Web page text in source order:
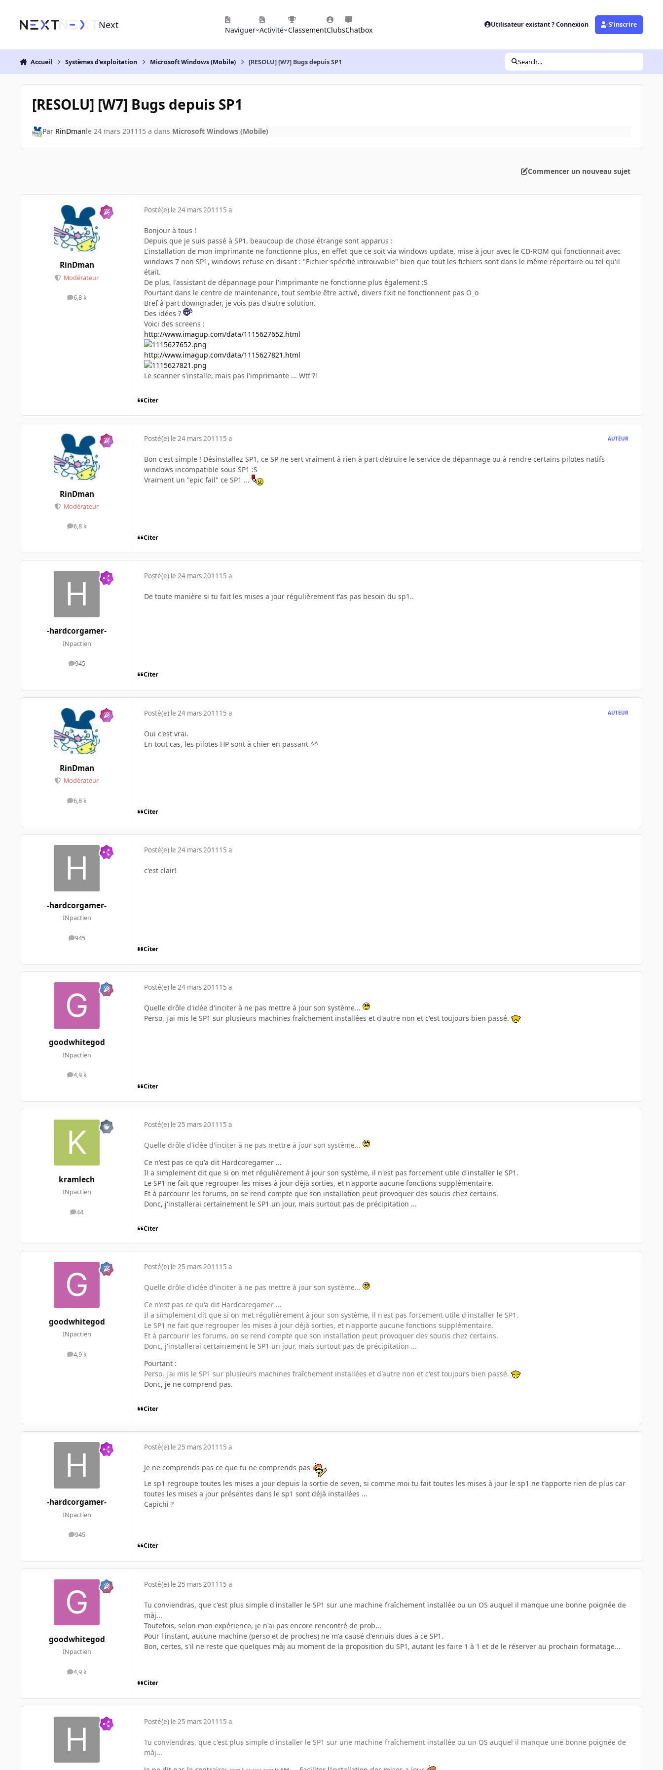
Next Naviguer Activité ClassementClubsChatbox
Utilisateur existant ? Connexion S’inscrire
Accueil Systèmes d'exploitation Microsoft Windows (Mobile) [RESOLU] [W7] Bugs depuis SP1 Search...
[RESOLU] [W7] Bugs depuis SP1
Par RinDmanle 24 mars 2011 15 a dans Microsoft Windows (Mobile)
Commencer un nouveau sujet
RinDman
Modérateur
6,8 k
messages
Posté(e) le 24 mars 2011 15 a
Bonjour à tous !
Depuis que je suis passé à SP1, beaucoup de chose étrange sont apparus :
L'installation de mon imprimante ne fonctionne plus, en effet que ce soit via windows update, mise à jour avec le CD-ROM qui fonctionnait avec
windows 7 non SP1, windows refuse en disant : "Fichier spécifié introuvable" bien que tout les fichiers sont dans le même répertoire ou tel qu'il
était.
De plus, l'assistant de dépannage pour l'imprimante ne fonctionne plus également :S
Pourtant dans le centre de maintenance, tout semble être activé, divers fixit ne fonctionnent pas O_o
Bref à part downgrader, je vois pas d'autre solution.
Des idées ?
Voici des screens :
http://www.imagup.com/data/1115627652.html
http://www.imagup.com/data/1115627821.html
Le scanner s'installe, mais pas l'imprimante ... Wtf ?!
Citer
RinDman
Modérateur
6,8 k
messages
Posté(e) le 24 mars 2011 15 a AUTEUR
Bon c'est simple ! Désinstallez SP1, ce SP ne sert vraiment à rien à part détruire le service de dépannage ou à rendre certains pilotes natifs
windows incompatible sous SP1 :S
Vraiment un "epic fail" ce SP1 ...
Citer
-hardcorgamer-
INpactien
945
messages
Posté(e) le 24 mars 2011 15 a
De toute manière si tu fait les mises a jour régulièrement t'as pas besoin du sp1..
Citer
RinDman
Modérateur
6,8 k
messages
Posté(e) le 24 mars 2011 15 a AUTEUR
Oui c'est vrai.
En tout cas, les pilotes HP sont à chier en passant ^^
Citer
-hardcorgamer-
INpactien
945
messages
Posté(e) le 24 mars 2011 15 a
c'est clair!
Citer
goodwhitegod
INpactien
4,9 k
messages
Posté(e) le 24 mars 2011 15 a
Quelle drôle d'idée d'inciter à ne pas mettre à jour son système...
Perso, j'ai mis le SP1 sur plusieurs machines fraîchement installées et d'autre non et c'est toujours bien passé.
Citer
kramlech
INpactien
44
messages
Posté(e) le 25 mars 2011 15 a
Quelle drôle d'idée d'inciter à ne pas mettre à jour son système...
Ce n'est pas ce qu'a dit Hardcoregamer ...
Il a simplement dit que si on met régulièrement à jour son système, il n'est pas forcement utile d'installer le SP1.
Le SP1 ne fait que regrouper les mises à jour déjà sorties, et n'apporte aucune fonctions supplémentaire.
Et à parcourir les forums, on se rend compte que son installation peut provoquer des soucis chez certains.
Donc, j'installerai certainement le SP1 un jour, mais surtout pas de précipitation ...
Citer
goodwhitegod
INpactien
4,9 k
messages
Posté(e) le 25 mars 2011 15 a
Quelle drôle d'idée d'inciter à ne pas mettre à jour son système...
Ce n'est pas ce qu'a dit Hardcoregamer ...
Il a simplement dit que si on met régulièrement à jour son système, il n'est pas forcement utile d'installer le SP1.
Le SP1 ne fait que regrouper les mises à jour déjà sorties, et n'apporte aucune fonctions supplémentaire.
Et à parcourir les forums, on se rend compte que son installation peut provoquer des soucis chez certains.
Donc, j'installerai certainement le SP1 un jour, mais surtout pas de précipitation ...
Pourtant :
Perso, j'ai mis le SP1 sur plusieurs machines fraîchement installées et d'autre non et c'est toujours bien passé.
Donc, je ne comprend pas.
Citer
-hardcorgamer-
INpactien
945
messages
Posté(e) le 25 mars 2011 15 a
Je ne comprends pas ce que tu ne comprends pas
Le sp1 regroupe toutes les mises a jour depuis la sortie de seven, si comme moi tu fait toutes les mises à jour le sp1 ne t'apporte rien de plus car
toutes les mises a jour présentes dans le sp1 sont déjà installées ...
Capichi ?
Citer
goodwhitegod
INpactien
4,9 k
messages
Posté(e) le 25 mars 2011 15 a
Tu conviendras, que c'est plus simple d'installer le SP1 sur une machine fraîchement installée ou un OS auquel il manque une bonne poignée de
màj...
Toutefois, selon mon expérience, je n'ai pas encore rencontré de prob...
Pour l'instant, aucune machine (perso et de proches) ne m'a causé d'ennuis dues à ce SP1.
Bon, certes, s'il ne reste que quelques màj au moment de la proposition du SP1, autant les faire 1 à 1 et de le réserver au prochain formatage...
Citer
Posté(e) le 25 mars 2011 15 a
Tu conviendras, que c'est plus simple d'installer le SP1 sur une machine fraîchement installée ou un OS auquel il manque une bonne poignée de
màj...